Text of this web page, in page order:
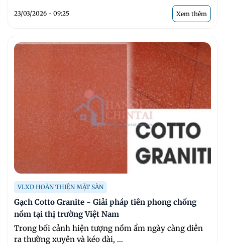
23/03/2026 - 09:25 Xem thêm
VLXD HOÀN THIỆN MẶT SÀN
Gạch Cotto Granite - Giải pháp tiên phong chống
nồm tại thị trường Việt Nam
Trong bối cảnh hiện tượng nồm ẩm ngày càng diễn
ra thường xuyên và kéo dài, ...